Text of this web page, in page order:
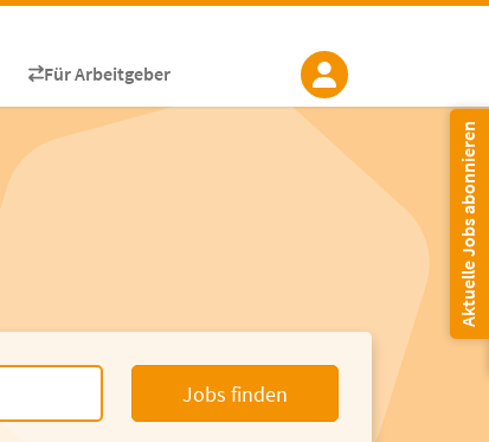
Für Arbeitgeber
Aktuelle Jobs abonnieren
Jobs finden